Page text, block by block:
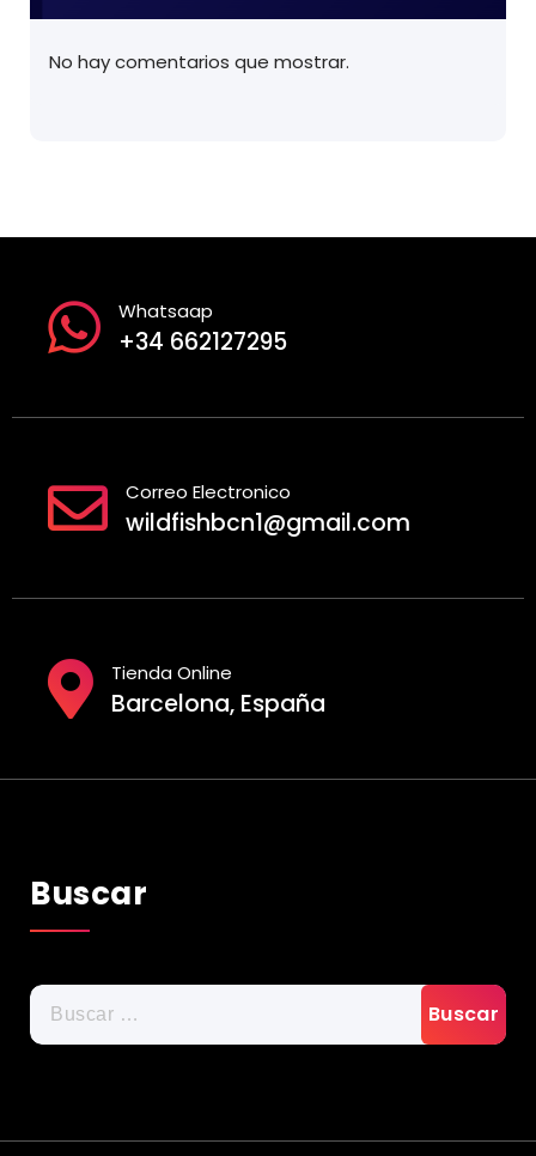
No hay comentarios que mostrar.
Whatsaap
+34 662127295
Correo Electronico
wildfishbcn1@gmail.com
Tienda Online
Barcelona, España
Buscar
Buscar: